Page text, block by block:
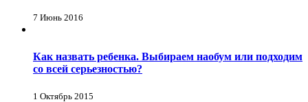
7 Июнь 2016
Как назвать ребенка. Выбираем наобум или подходим
со всей серьезностью?
1 Октябрь 2015